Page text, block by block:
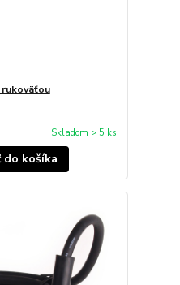
Skladom > 5 ks
do košíka